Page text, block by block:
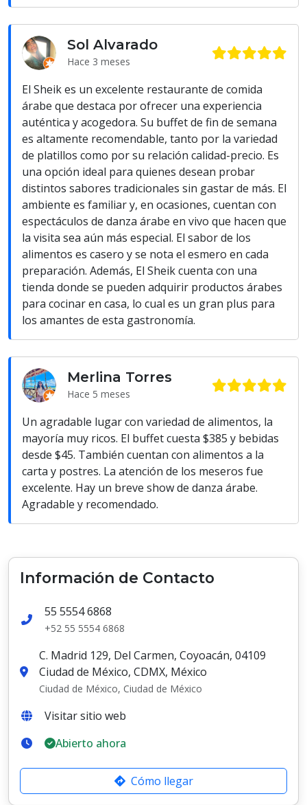
Sol Alvarado
Hace 3 meses
El Sheik es un excelente restaurante de comida
árabe que destaca por ofrecer una experiencia
auténtica y acogedora. Su buffet de fin de semana
es altamente recomendable, tanto por la variedad
de platillos como por su relación calidad-precio. Es
una opción ideal para quienes desean probar
distintos sabores tradicionales sin gastar de más. El
ambiente es familiar y, en ocasiones, cuentan con
espectáculos de danza árabe en vivo que hacen que
la visita sea aún más especial. El sabor de los
alimentos es casero y se nota el esmero en cada
preparación. Además, El Sheik cuenta con una
tienda donde se pueden adquirir productos árabes
para cocinar en casa, lo cual es un gran plus para
los amantes de esta gastronomía.
Merlina Torres
Hace 5 meses
Un agradable lugar con variedad de alimentos, la
mayoría muy ricos. El buffet cuesta $385 y bebidas
desde $45. También cuentan con alimentos a la
carta y postres. La atención de los meseros fue
excelente. Hay un breve show de danza árabe.
Agradable y recomendado.
Información de Contacto
55 5554 6868
+52 55 5554 6868
C. Madrid 129, Del Carmen, Coyoacán, 04109
Ciudad de México, CDMX, México
Ciudad de México, Ciudad de México
Visitar sitio web
Abierto ahora
Cómo llegar